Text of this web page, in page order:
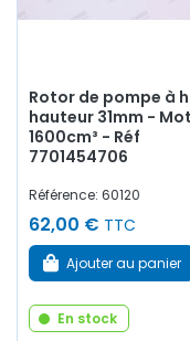
Rotor de pompe à
hauteur 31mm -
1600cm³ - Réf
7701454706
Référence: 60120
62,00 € TTC
Ajouter au panier
En stock